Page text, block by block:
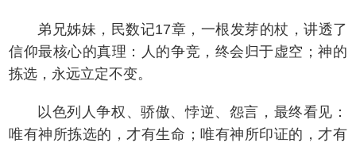
弟兄姊妹，民数记17章，一根发芽的杖，讲透了
信仰最核心的真理：人的争竞，终会归于虚空；神的
拣选，永远立定不变。
以色列人争权、骄傲、悖逆、怨言，最终看见：
唯有神所拣选的，才有生命；唯有神所印证的，才有